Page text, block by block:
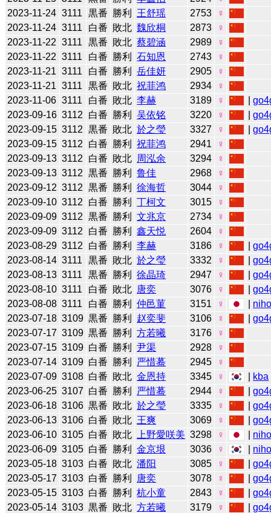
2023-11-24 3111 黒番 勝利 王舒瑶 2753
♀
2023-11-24 3111 白番 敗北 魏欣桐 2873
♀
2023-11-22 3111 黒番 敗北 蔡碧涵 2989
♀
2023-11-22 3111 白番 勝利 石知恩 2743
♀
2023-11-21 3111 白番 勝利 岳佳妍 2905
♀
2023-11-21 3111 黒番 敗北 祝菲鸿 2934
♀
2023-11-06 3111 白番 敗北 李赫 3189 ♀ |
2023-09-16 3112 白番 勝利 吴依铭 3220 ♀ |
2023-09-15 3112 黒番 敗北 於之瑩 3327 ♀ |
2023-09-15 3112 白番 勝利 祝菲鸿 2941
♀
2023-09-13 3112 白番 敗北 周泓余 3294
♀
2023-09-13 3112 黒番 勝利 鲁佳 2968
♀
2023-09-12 3112 黒番 勝利 徐海哲 3044
♀
2023-09-10 3112 白番 勝利 丁柯文 3015
♀
2023-09-09 3112 黒番 勝利 文兆京 2734
♀
2023-09-09 3112 白番 勝利 鑫天悦 2604
♀
2023-08-29 3112 白番 勝利 李赫 3186 ♀ |
2023-08-14 3111 黒番 敗北 於之瑩 3332 ♀ |
2023-08-13 3111 黒番 勝利 徐晶琦 2947 ♀ |
2023-08-10 3111 白番 敗北 唐奕 3076 ♀ |
2023-08-08 3111 白番 勝利 仲邑菫 3151 ♀
2023-07-18 3109 黒番 勝利 赵奕斐 3106 ♀ |
2023-07-17 3109 黒番 勝利 方若曦 3176
♀
2023-07-15 3109 白番 勝利 尹渠 2928
♀
2023-07-14 3109 白番 勝利 严惜蓦 2945
♀
2023-07-09 3108 白番 敗北 金恩持 3345 ♀ kba
2023-06-25 3107 白番 勝利 严惜蓦 2944 ♀ |
2023-06-18 3106 黒番 敗北 於之瑩 3335 ♀ |
2023-06-13 3106 白番 敗北 王爽 3069 ♀ |
2023-06-10 3105 白番 敗北 上野愛咲美 3298 ♀
2023-06-09 3105 白番 勝利 金京垠 3036 ♀
2023-05-18 3103 白番 敗北 潘阳 3085 ♀ |
2023-05-17 3103 白番 勝利 唐奕 3078 ♀ |
2023-05-15 3103 白番 勝利 杭小童 2843 ♀ |
2023-05-14 3103 黒番 敗北 方若曦 3179 ♀ |